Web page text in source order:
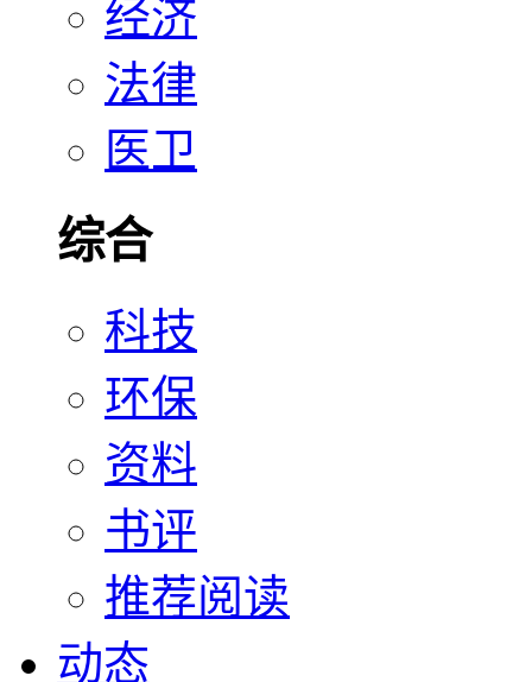
经济
法律
医卫
综合
科技
环保
资料
书评
推荐阅读
动态